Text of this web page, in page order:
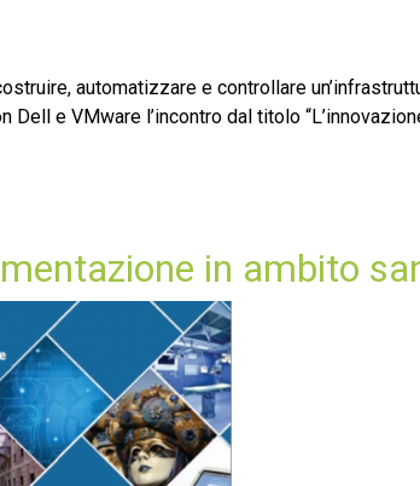
automatizzare e controllare
e VMware l’incontro dal titolo
in ambito